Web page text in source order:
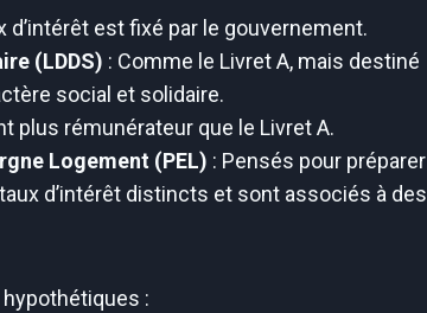
est fixé par le gouvernement.
(LDDS) : Comme le Livret A, mais destiné
social et solidaire.
plus rémunérateur que le Livret A.
Logement (PEL) : Pensés pour préparer
d’intérêt distincts et sont associés à des
: